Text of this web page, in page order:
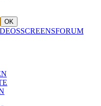
OK
SCREENSFORUM